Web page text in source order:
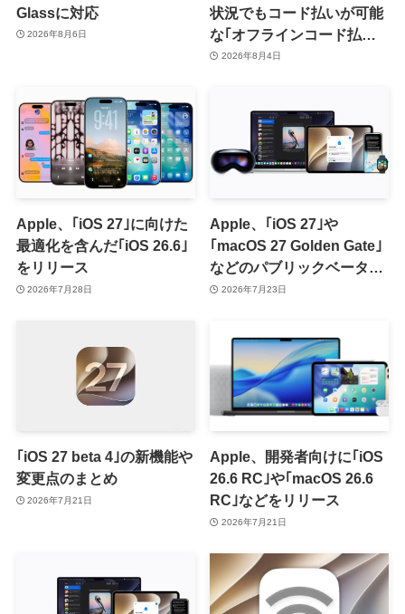
Glassに対応
2026年8月6日
状況でもコード払いが可能
な｢オフラインコード払い｣
を提供開始 ｰ まずはiOS版
2026年8月4日
Apple、｢iOS 27｣に向けた
最適化を含んだ｢iOS 26.6｣
をリリース
2026年7月28日
Apple、｢iOS 27｣や
｢macOS 27 Golden Gate｣
などのパブリックベータ2
を提供開始
2026年7月23日
｢iOS 27 beta 4｣の新機能や
変更点のまとめ
2026年7月21日
Apple、開発者向けに｢iOS
26.6 RC｣や｢macOS 26.6
RC｣などをリリース
2026年7月21日